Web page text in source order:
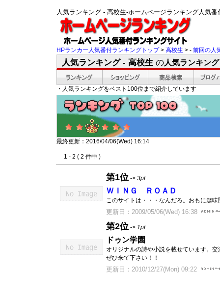
人気ランキング - 高校生-ホームページランキング人気
HPランカー人気番付ランキングトップ> 高校生 > - 前回の人
人気ランキング - 高校生 の人気ランキング
・人気ランキングをベスト100位まで紹介しています
最終更新：2016/04/06(Wed) 16:14
1 - 2 ( 2 件中 )
第1位 -> 3pt
ＷＩＮＧ ＲＯＡＤ
このサイトは・・・なんだろ。おもに趣
更新日：2009/05/06(Wed) 16:38
第2位 -> 1pt
ドゥン学園
オリジナルの詩や小説を載せています。
ぜひ来て下さい！！
更新日：2010/12/27(Mon) 09:22